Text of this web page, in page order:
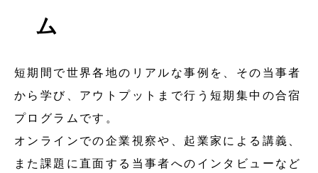
ム
短期間で世界各地のリアルな事例を、その当事者
から学び、アウトプットまで行う短期集中の合宿
プログラムです。
オンラインでの企業視察や、起業家による講義、
また課題に直面する当事者へのインタビューなど